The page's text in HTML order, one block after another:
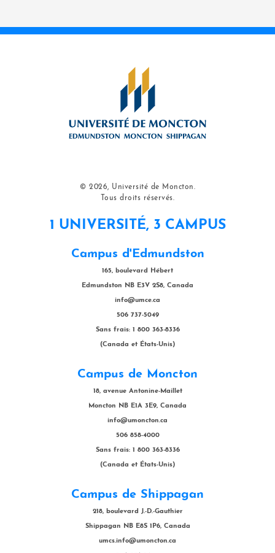
© 2026, Université de Moncton.
Tous droits réservés.
1 UNIVERSITÉ, 3 CAMPUS
Campus d'Edmundston
165, boulevard Hébert
Edmundston NB E3V 2S8, Canada
info@umce.ca
506 737-5049
Sans frais: 1 800 363-8336
(Canada et États-Unis)
Campus de Moncton
18, avenue Antonine-Maillet
Moncton NB E1A 3E9, Canada
info@umoncton.ca
506 858-4000
Sans frais: 1 800 363-8336
(Canada et États-Unis)
Campus de Shippagan
218, boulevard J.-D.-Gauthier
Shippagan NB E8S 1P6, Canada
umcs.info@umoncton.ca